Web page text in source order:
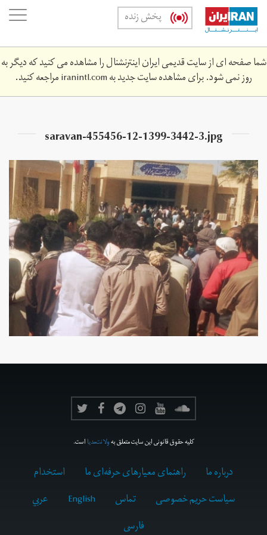
Skip
main
content
پخش زنده
شما صفحه ای از سایت قدیمی ایران اینترنشنال را مشاهده می کنید که دیگر به
روز نمی شود. برای مشاهده سایت جدید بهiranintl.comمراجعه کنید.
saravan-455456-12-1399-3442-3.jpg
کلیه حقوق قانونی این سایت متعلق بهولانت‌مدیااست.
درباره ما راهنمای معیارهای حرفه‌ای ما
استخدام
سیاست حریم خصوصی
تماس English
عربي
فارسى